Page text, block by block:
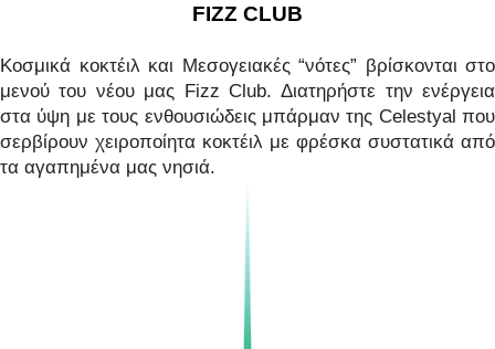
FIZZ CLUB
Κοσμικά κοκτέιλ και Μεσογειακές “νότες” βρίσκονται στο
μενού του νέου μας Fizz Club. Διατηρήστε την ενέργεια
στα ύψη με τους ενθουσιώδεις μπάρμαν της Celestyal που
σερβίρουν χειροποίητα κοκτέιλ με φρέσκα συστατικά από
τα αγαπημένα μας νησιά.